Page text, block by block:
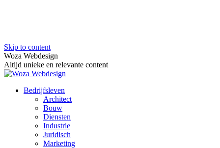
Skip to content
Woza Webdesign
Altijd unieke en relevante content
Bedrijfsleven
Architect
Bouw
Diensten
Industrie
Juridisch
Marketing